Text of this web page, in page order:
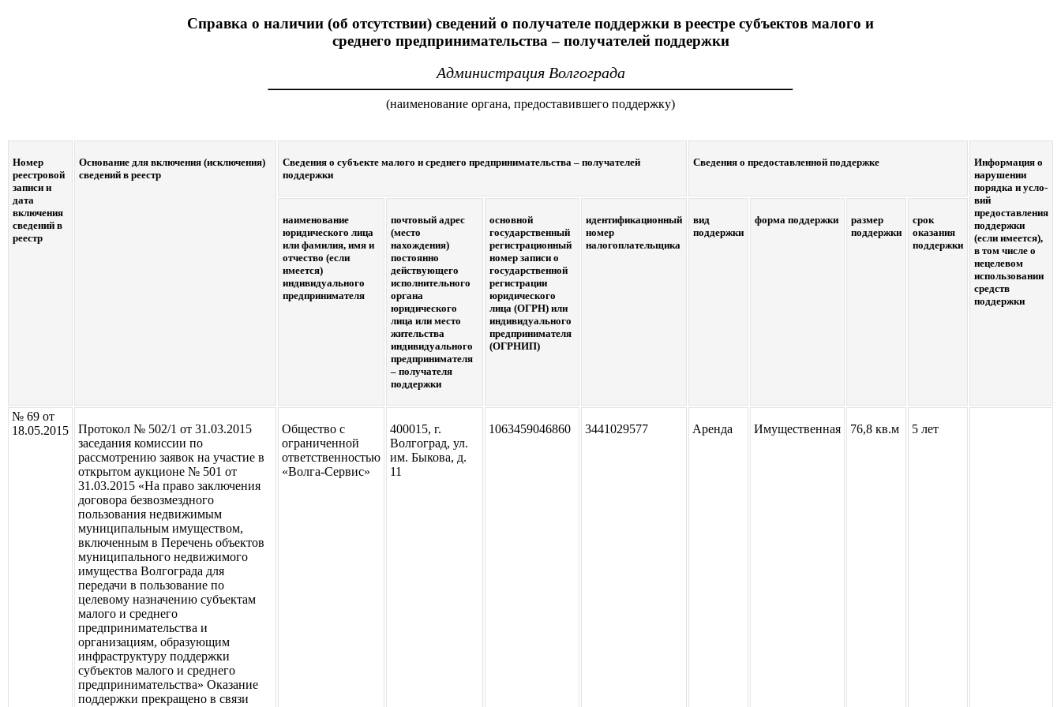
Справка о наличии (об отсутствии) сведений о получателе поддержки в реестре субъектов малого и
среднего предпринимательства – получателей поддержки
Администрация Волгограда
(наименование органа, предоставившего поддержку)
Номер
реестровой
записи и
дата
включения
сведений в
реестр
Основание для включения (исключения)
сведений в реестр
Сведения о субъекте малого и среднего предпринимательства – получателей
поддержки
Сведения о предоставленной поддержке
Информация о
нарушении
порядка и усло-
вий
предоставления
поддержки
(если имеется),
в том числе о
нецелевом
использовании
средств
поддержки
наименование
юридического лица
или фамилия, имя и
отчество (если
имеется)
индивидуального
предпринимателя
почтовый адрес
(место
нахождения)
постоянно
действующего
исполнительного
органа
юридического
лица или место
жительства
индивидуального
предпринимателя
– получателя
поддержки
основной
государственный
регистрационный
номер записи о
государственной
регистрации
юридического
лица (ОГРН) или
индивидуального
предпринимателя
(ОГРНИП)
идентификационный
номер
налогоплательщика
вид
поддержки
форма поддержки
размер
поддержки
срок
оказания
поддержки
№ 69 от
18.05.2015
Протокол № 502/1 от 31.03.2015
заседания комиссии по
рассмотрению заявок на участие в
открытом аукционе № 501 от
31.03.2015 «На право заключения
договора безвозмездного
пользования недвижимым
муниципальным имуществом,
включенным в Перечень объектов
муниципального недвижимого
имущества Волгограда для
передачи в пользование по
целевому назначению субъектам
малого и среднего
предпринимательства и
организациям, образующим
инфраструктуру поддержки
субъектов малого и среднего
предпринимательства» Оказание
поддержки прекращено в связи
Общество с
ограниченной
ответственностью
«Волга-Сервис»
400015, г.
Волгоград, ул.
им. Быкова, д.
11
1063459046860 3441029577 Аренда Имущественная 76,8 кв.м 5 лет